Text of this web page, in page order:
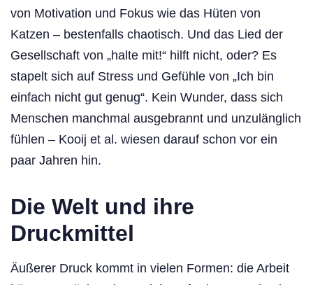
von Motivation und Fokus wie das Hüten von
Katzen – bestenfalls chaotisch. Und das Lied der
Gesellschaft von „halte mit!“ hilft nicht, oder? Es
stapelt sich auf Stress und Gefühle von „Ich bin
einfach nicht gut genug“. Kein Wunder, dass sich
Menschen manchmal ausgebrannt und unzulänglich
fühlen – Kooij et al. wiesen darauf schon vor ein
paar Jahren hin.
Die Welt und ihre
Druckmittel
Äußerer Druck kommt in vielen Formen: die Arbeit